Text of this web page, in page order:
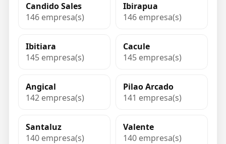
Candido Sales
146 empresa(s)
Ibirapua
146 empresa(s)
Ibitiara
145 empresa(s)
Cacule
145 empresa(s)
Angical
142 empresa(s)
Pilao Arcado
141 empresa(s)
Santaluz
140 empresa(s)
Valente
140 empresa(s)